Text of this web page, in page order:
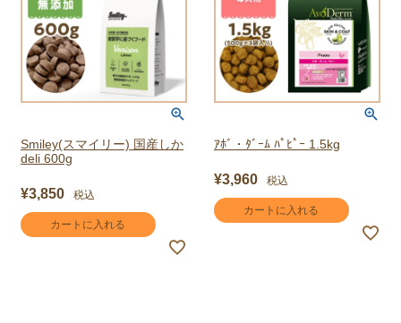
Smiley(スマイリー) 国産しか
deli 600g
¥3,850 税込
カートに入れる
ｱﾎﾞ・ﾀﾞｰﾑ ﾊﾟﾋﾟｰ 1.5kg
¥3,960 税込
カートに入れる